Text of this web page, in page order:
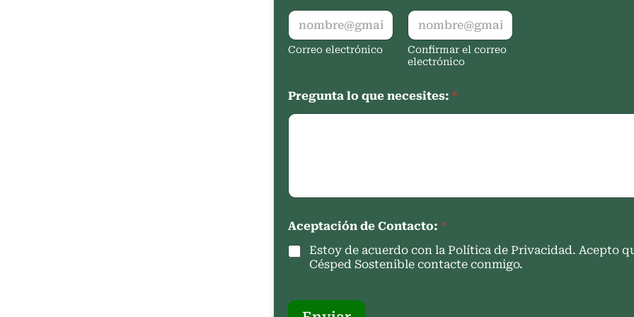
Correo electrónico
Confirmar el correo
electrónico
Pregunta lo que necesites: *
Aceptación de Contacto: *
Estoy de acuerdo con la Política de Privacidad. Acepto
Césped Sostenible contacte conmigo.